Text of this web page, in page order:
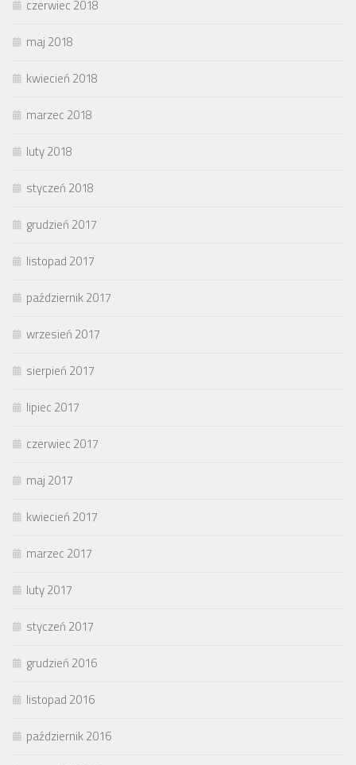
czerwiec 2018
maj 2018
kwiecień 2018
marzec 2018
luty 2018
styczeń 2018
grudzień 2017
listopad 2017
październik 2017
wrzesień 2017
sierpień 2017
lipiec 2017
czerwiec 2017
maj 2017
kwiecień 2017
marzec 2017
luty 2017
styczeń 2017
grudzień 2016
listopad 2016
październik 2016